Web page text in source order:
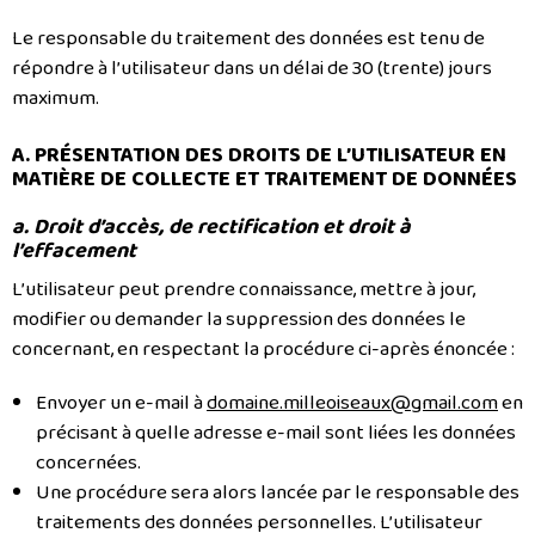
Le responsable du traitement des données est tenu de
répondre à l’utilisateur dans un délai de 30 (trente) jours
maximum.
A. PRÉSENTATION DES DROITS DE L’UTILISATEUR EN
MATIÈRE DE COLLECTE ET TRAITEMENT DE DONNÉES
a. Droit d’accès, de rectification et droit à
l’effacement
L’utilisateur peut prendre connaissance, mettre à jour,
modifier ou demander la suppression des données le
concernant, en respectant la procédure ci-après énoncée :
Envoyer un e-mail àdomaine.milleoiseaux@gmail.comen
précisant à quelle adresse e-mail sont liées les données
concernées.
Une procédure sera alors lancée par le responsable des
traitements des données personnelles. L’utilisateur